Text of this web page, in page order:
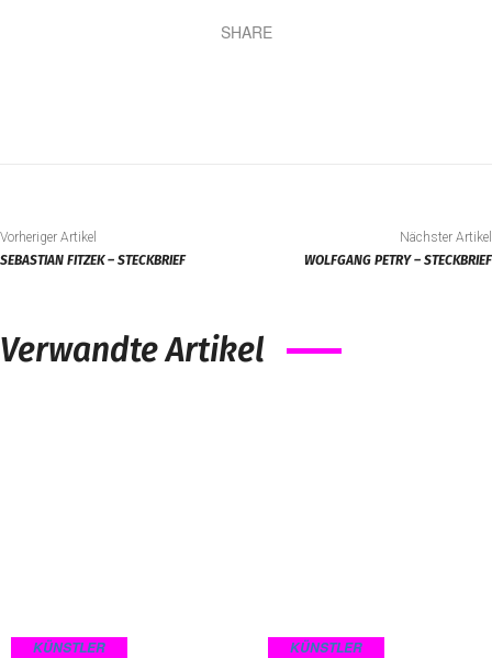
SHARE
Vorheriger Artikel
SEBASTIAN FITZEK – STECKBRIEF
Nächster Artikel
WOLFGANG PETRY – STECKBRIEF
Verwandte Artikel
KÜNSTLER KÜNSTLER